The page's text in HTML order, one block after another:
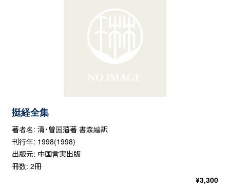
挺経全集
著者名: 清・曽国藩著 書森編訳
刊行年: 1998(1998)
出版元: 中国言実出版
冊数: 2冊
¥3,300